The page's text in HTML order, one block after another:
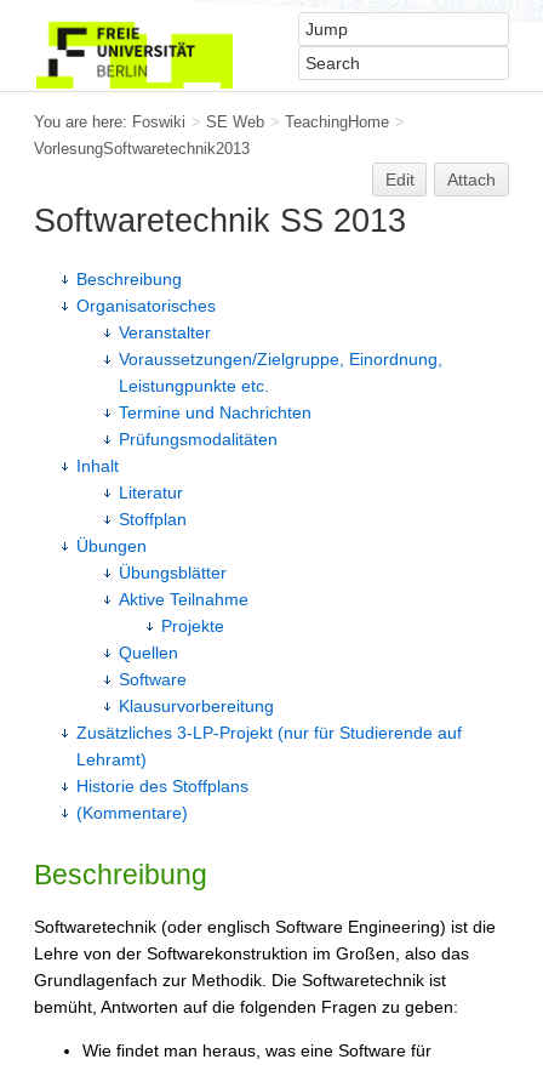
You are here: Foswiki > SE Web > TeachingHome >
VorlesungSoftwaretechnik2013
Edit Attach
Softwaretechnik SS 2013
Beschreibung
Organisatorisches
Veranstalter
Voraussetzungen/Zielgruppe, Einordnung,
Leistungpunkte etc.
Termine und Nachrichten
Prüfungsmodalitäten
Inhalt
Literatur
Stoffplan
Übungen
Übungsblätter
Aktive Teilnahme
Projekte
Quellen
Software
Klausurvorbereitung
Zusätzliches 3-LP-Projekt (nur für Studierende auf
Lehramt)
Historie des Stoffplans
(Kommentare)
Beschreibung
Softwaretechnik (oder englisch Software Engineering) ist die
Lehre von der Softwarekonstruktion im Großen, also das
Grundlagenfach zur Methodik. Die Softwaretechnik ist
bemüht, Antworten auf die folgenden Fragen zu geben:
Wie findet man heraus, was eine Software für